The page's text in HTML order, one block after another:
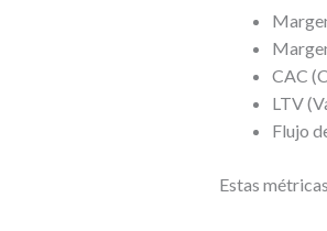
CAC
LTV
Flujo
Estas